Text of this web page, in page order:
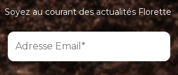
Soyez au courant des actualités Florette